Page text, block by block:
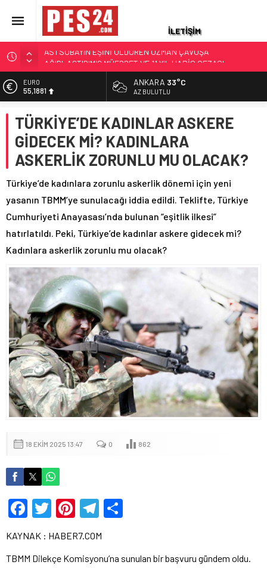
İLETİŞİM
JANDARMA ASTSUBAYIN EŞİ VE KIZI TOPRAĞA VERİLDİ!
87 YAŞINDAKİ EMEKLİ ASTSUBAY HAYATINI KAYBETTİ
YAKALANAN FİRARİ ESKİ YÜZBAŞININ İFADESİ ORTAYA
ÇIKTI
TSK’DEN İHRAÇ EDİLEN TEĞMEN İZZET TALİP AKARSU’DAN
AÇLIK GREVİNDEKİ GAZİLERE DESTEK: ‘ŞEHİT VE GAZİNİN
RÜTBESİ OLMAZ!’
ASTSUBAYIN EŞİNİ ÖLDÜREN UZMAN ÇAVUŞA
AĞIRLAŞTIRIMIŞ MÜEBBET VE 11 YIL HAPİS CEZASI
ALTIN
6.660,55
13.779,39
DOLAR
47,7111
55,1881
ANKARA 33°C
AZ BULUTLU
TÜRKİYE’DE KADINLAR ASKERE
GİDECEK Mİ? KADINLARA
ASKERLİK ZORUNLU MU OLACAK?
Türkiye’de kadınlara zorunlu askerlik dönemi için yeni
yasanın TBMM’ye sunulacağı iddia edildi. Teklifte, Türkiye
Cumhuriyeti Anayasası’nda bulunan “eşitlik ilkesi”
hatırlatıldı. Peki, Türkiye’de kadınlar askere gidecek mi?
Kadınlara askerlik zorunlu mu olacak?
18 EKIM 2025 13:47 0 862
Facebook
Twitter
Pinterest
Telegram
KAYNAK : HABER7.COM
TBMM Dilekçe Komisyonu’na sunulan bir başvuru gündem oldu.